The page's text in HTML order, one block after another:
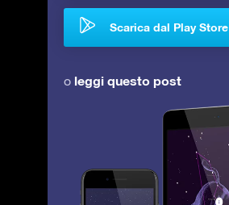
Scarica dal Play Store
o leggi questo post